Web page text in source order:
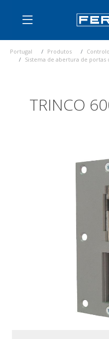
Portugal Produtos
Sistema de abertura de portas
TRINCO